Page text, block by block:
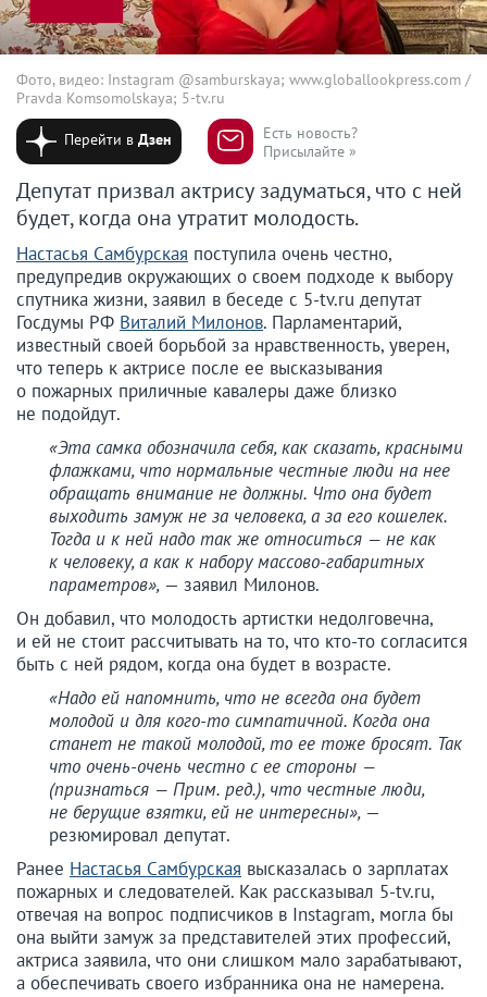
Фото, видео: Instagram @samburskaya; www.globallookpress.com /
Pravda Komsomolskaya; 5-tv.ru
Перейти вДзен
Есть новость?
Присылайте »
Депутат призвал актрису задуматься, что с ней
будет, когда она утратит молодость.
Настасья Самбурская поступила очень честно,
предупредив окружающих о своем подходе к выбору
спутника жизни, заявил в беседе с 5-tv.ru депутат
Госдумы РФ Виталий Милонов. Парламентарий,
известный своей борьбой за нравственность, уверен,
что теперь к актрисе после ее высказывания
о пожарных приличные кавалеры даже близко
не подойдут.
«Эта самка обозначила себя, как сказать, красными
флажками, что нормальные честные люди на нее
обращать внимание не должны. Что она будет
выходить замуж не за человека, а за его кошелек.
Тогда и к ней надо так же относиться — не как
к человеку, а как к набору массово-габаритных
параметров», — заявил Милонов.
Он добавил, что молодость артистки недолговечна,
и ей не стоит рассчитывать на то, что кто-то согласится
быть с ней рядом, когда она будет в возрасте.
«Надо ей напомнить, что не всегда она будет
молодой и для кого-то симпатичной. Когда она
станет не такой молодой, то ее тоже бросят. Так
что очень-очень честно с ее стороны —
(признаться — Прим. ред.), что честные люди,
не берущие взятки, ей не интересны», —
резюмировал депутат.
Ранее Настасья Самбурская высказалась о зарплатах
пожарных и следователей. Как рассказывал 5-tv.ru,
отвечая на вопрос подписчиков в Instagram, могла бы
она выйти замуж за представителей этих профессий,
актриса заявила, что они слишком мало зарабатывают,
а обеспечивать своего избранника она не намерена.